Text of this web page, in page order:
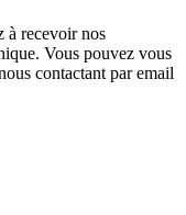
à recevoir nos
Vous pouvez vous
contactant par email